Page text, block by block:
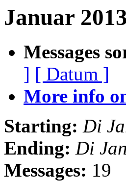
Januar
Messages
] [ Datum ]
More info
Starting: Di
Ending: Di
Messages: 19